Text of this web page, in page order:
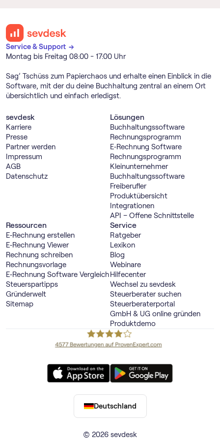
Service & Support →
Montag bis Freitag 08:00 - 17:00 Uhr
Sag’ Tschüss zum Papierchaos und erhalte einen Einblick in die
Software, mit der du deine Buchhaltung zentral an einem Ort
übersichtlich und einfach erledigst.
sevdesk
Karriere
Presse
Partner werden
Impressum
AGB
Datenschutz
Lösungen
Buch­haltungs­software
Rechnungs­programm
E‑Rechnung Software
Rechnungs­programm
Kleinunternehmer
Buch­haltungs­software
Freiberufler
Produktübersicht
Integrationen
API – Offene Schnittstelle
Ressourcen
E‑Rechnung erstellen
E‑Rechnung Viewer
Rechnung schreiben
Rechnungsvorlage
E‑Rechnung Software Vergleich
Steuerspartipps
Gründerwelt
Sitemap
Service
Ratgeber
Lexikon
Blog
Webinare
Hilfecenter
Wechsel zu sevdesk
Steuerberater suchen
Steuerberaterportal
GmbH & UG online gründen
Produktdemo
© 2026 sevdesk
Deutschland